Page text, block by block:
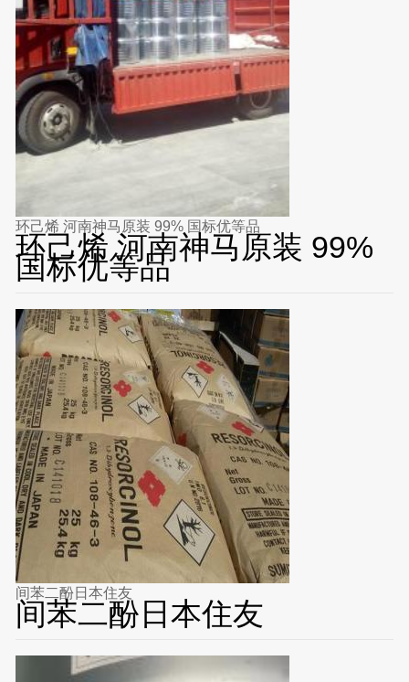
环己烯 河南神马原装 99% 国标优等品
环己烯 河南神马原装 99%
国标优等品
间苯二酚日本住友
间苯二酚日本住友